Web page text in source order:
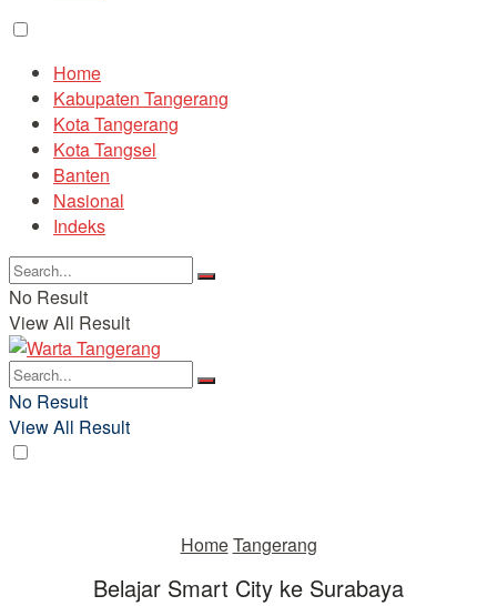
Home
Kabupaten Tangerang
Kota Tangerang
Kota Tangsel
Banten
Nasional
Indeks
No Result
View All Result
No Result
View All Result
HomeTangerang
Belajar Smart City ke Surabaya